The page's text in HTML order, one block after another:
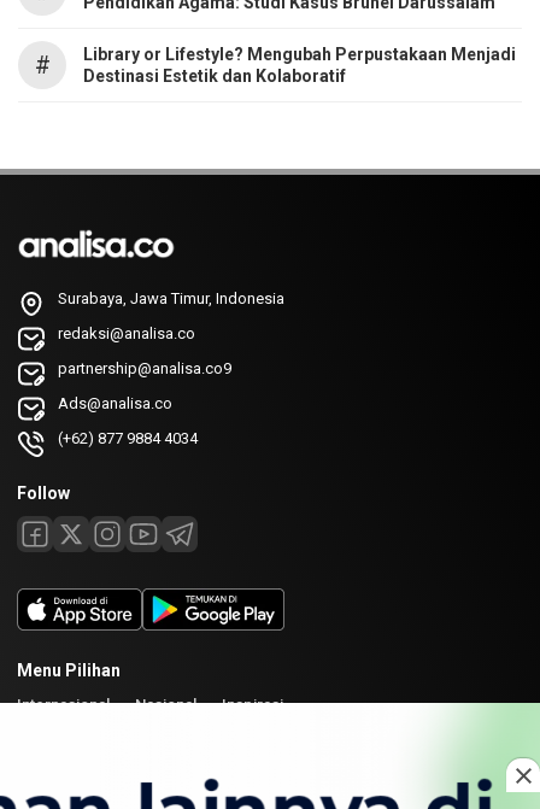
#
Library or Lifestyle? Mengubah Perpustakaan Menjadi
Destinasi Estetik dan Kolaboratif
Surabaya, Jawa Timur, Indonesia
redaksi@analisa.co
partnership@analisa.co9
Ads@analisa.co
(+62) 877 9884 4034
Follow
Menu Pilihan
Internasional Nasional Inspirasi
Redaksi Kirim Karya